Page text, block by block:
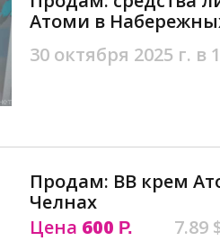
Атоми в
30 октября 2025 г. в
Продам: ВВ крем
Челнах
Цена 600 Р.
7.89